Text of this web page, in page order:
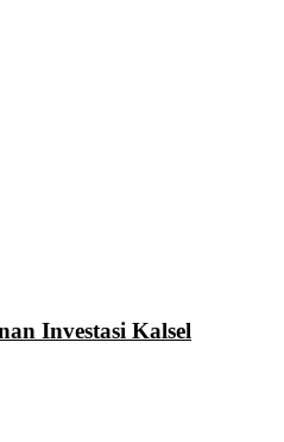
Investasi Kalsel